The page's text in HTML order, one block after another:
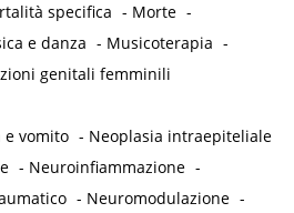
specifica - Morte -
e danza - Musicoterapia -
genitali femminili
e vomito - Neoplasia intraepiteliale
- Neuroinfiammazione -
- Neuromodulazione -